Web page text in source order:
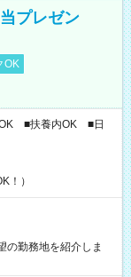
プレゼン
OK
■扶養内OK ■日
！）
勤務地を紹介しま